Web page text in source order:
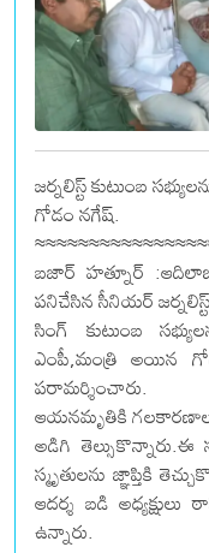
జర్నలిస్ట్ కుటుంబ
గోడం నగేష్.
బజార్ హత్నూర్
పనిచేసిన సీనియర్
సింగ్ కుటుంబ
ఎంపీ,మంత్రి అయిన
పరామర్శించారు.
ఆయనమృతికి
అడిగి
స్మృతులను జ్ఞాప్తికి
ఆదర్శ బడి
ఉన్నారు.